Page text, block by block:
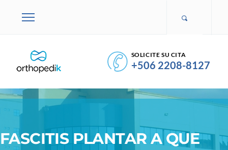
SOLICITE SU CITA
+506 2208-8127
FASCITIS PLANTAR A QUE